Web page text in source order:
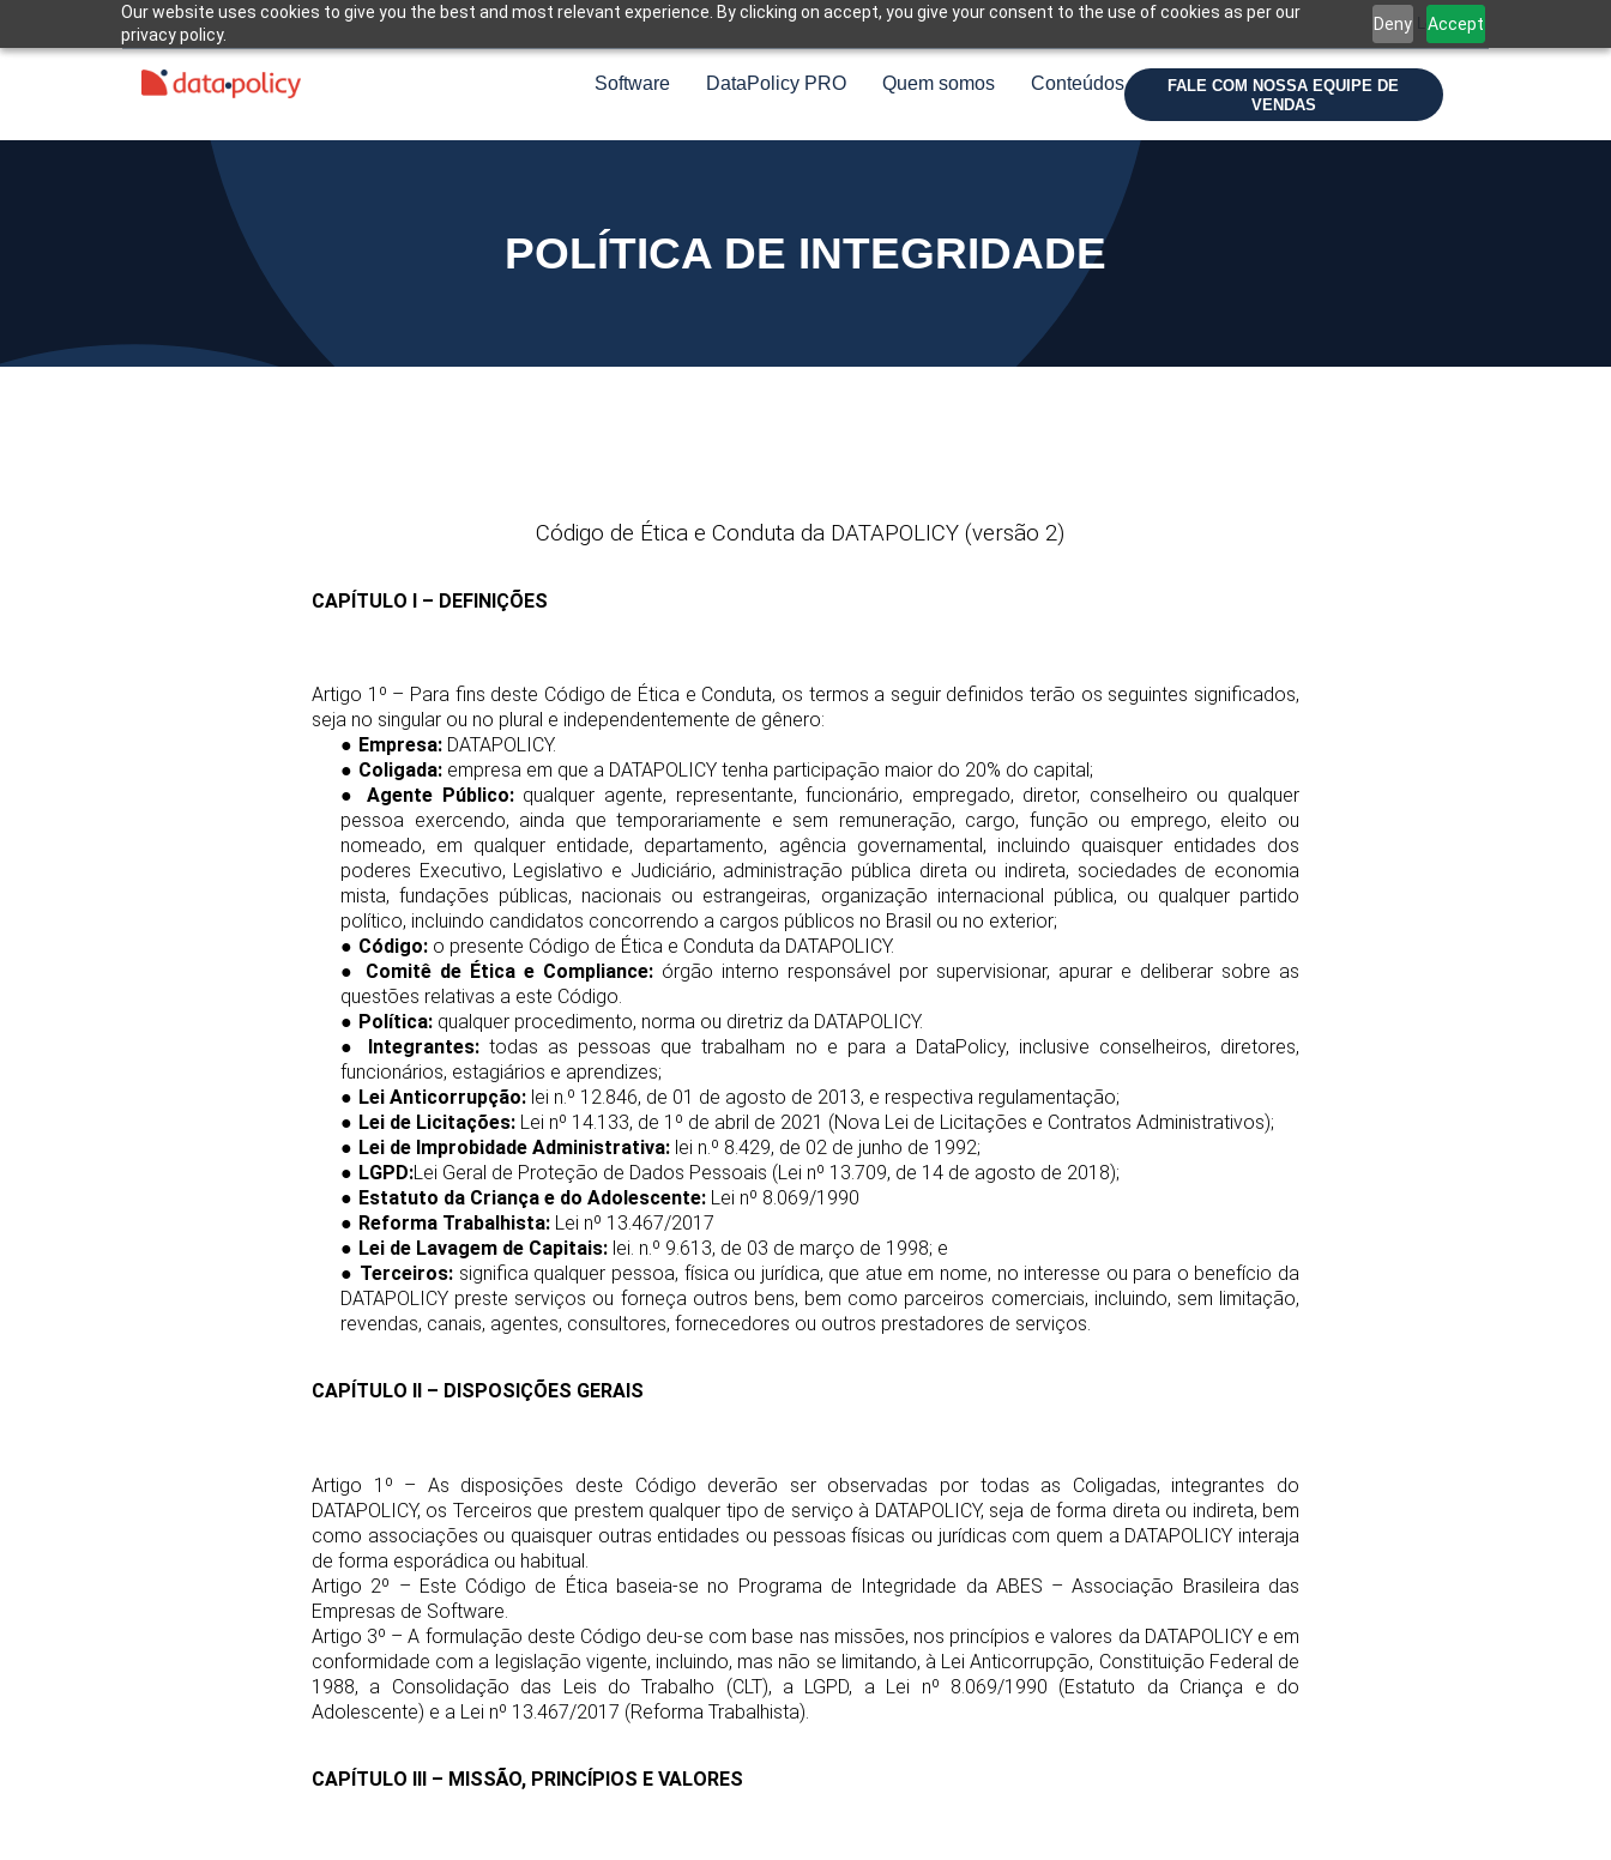
Our website uses cookies to give you the best and most relevant experience. By clicking on accept, you give your consent to the use of cookies as per our
privacy policy.
Deny Accept
Login
Software DataPolicy PRO Quem somos Conteúdos
FALE COM NOSSA EQUIPE DE
VENDAS
POLÍTICA DE INTEGRIDADE
Código de Ética e Conduta da DATAPOLICY (versão 2)
CAPÍTULO I – DEFINIÇÕES
Artigo 1º – Para fins deste Código de Ética e Conduta, os termos a seguir definidos terão os seguintes significados,
seja no singular ou no plural e independentemente de gênero:
● Empresa: DATAPOLICY.
● Coligada: empresa em que a DATAPOLICY tenha participação maior do 20% do capital;
●
Agente Público:qualquer agente, representante, funcionário, empregado, diretor, conselheiro ou qualquer
pessoa exercendo, ainda que temporariamente e sem remuneração, cargo, função ou emprego, eleito ou
nomeado, em qualquer entidade, departamento, agência governamental, incluindo quaisquer entidades dos
poderes Executivo, Legislativo e Judiciário, administração pública direta ou indireta, sociedades de economia
mista, fundações públicas, nacionais ou estrangeiras, organização internacional pública, ou qualquer partido
político, incluindo candidatos concorrendo a cargos públicos no Brasil ou no exterior;
● Código: o presente Código de Ética e Conduta da DATAPOLICY.
●
Comitê de Ética e Compliance: órgão interno responsável por supervisionar, apurar e deliberar sobre as
questões relativas a este Código.
● Política: qualquer procedimento, norma ou diretriz da DATAPOLICY.
●
Integrantes: todas as pessoas que trabalham no e para a DataPolicy, inclusive conselheiros, diretores,
funcionários, estagiários e aprendizes;
● Lei Anticorrupção: lei n.º 12.846, de 01 de agosto de 2013, e respectiva regulamentação;
● Lei de Licitações: Lei nº 14.133, de 1º de abril de 2021 (Nova Lei de Licitações e Contratos Administrativos);
● Lei de Improbidade Administrativa: lei n.º 8.429, de 02 de junho de 1992;
● LGPD:Lei Geral de Proteção de Dados Pessoais (Lei nº 13.709, de 14 de agosto de 2018);
● Estatuto da Criança e do Adolescente: Lei nº 8.069/1990
● Reforma Trabalhista: Lei nº 13.467/2017
● Lei de Lavagem de Capitais: lei. n.º 9.613, de 03 de março de 1998; e
● Terceiros: significa qualquer pessoa, física ou jurídica, que atue em nome, no interesse ou para o benefício da
DATAPOLICY preste serviços ou forneça outros bens, bem como parceiros comerciais, incluindo, sem limitação,
revendas, canais, agentes, consultores, fornecedores ou outros prestadores de serviços.
CAPÍTULO II – DISPOSIÇÕES GERAIS
Artigo 1º – As disposições deste Código deverão ser observadas por todas as Coligadas, integrantes do
DATAPOLICY, os Terceiros que prestem qualquer tipo de serviço à DATAPOLICY, seja de forma direta ou indireta, bem
como associações ou quaisquer outras entidades ou pessoas físicas ou jurídicas com quem a DATAPOLICY interaja
de forma esporádica ou habitual.
Artigo 2º – Este Código de Ética baseia-se no Programa de Integridade da ABES – Associação Brasileira das
Empresas de Software.
Artigo 3º – A formulação deste Código deu-se com base nas missões, nos princípios e valores da DATAPOLICY e em
conformidade com a legislação vigente, incluindo, mas não se limitando, à Lei Anticorrupção, Constituição Federal de
1988, a Consolidação das Leis do Trabalho (CLT), a LGPD, a Lei nº 8.069/1990 (Estatuto da Criança e do
Adolescente) e a Lei nº 13.467/2017 (Reforma Trabalhista).
CAPÍTULO III – MISSÃO, PRINCÍPIOS E VALORES